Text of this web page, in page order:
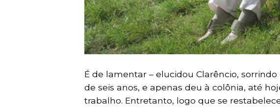
É de lamentar – elucidou Clarêncio,
de seis anos, e apenas deu à colônia, até
trabalho. Entretanto, logo que se